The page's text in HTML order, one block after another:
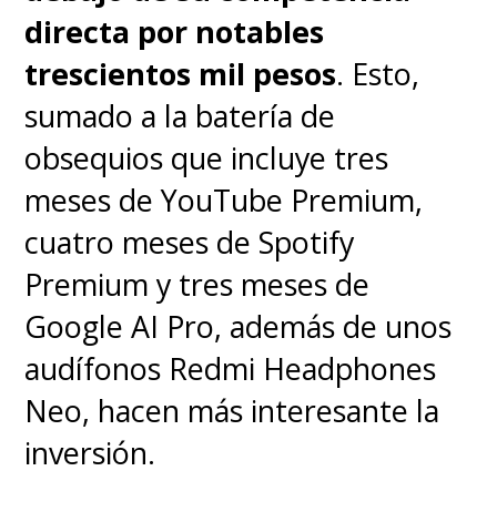
Almacenamiento UFS 2.2,
algo limitado frente a rivales.
Baja cantidad de actualizaciones
de sistema operativo.
directa por notables
trescientos mil pesos. Esto,
sumado a la batería de
obsequios que incluye tres
meses de YouTube Premium,
cuatro meses de Spotify
Premium y tres meses de
Google AI Pro, además de unos
audífonos Redmi Headphones
Neo, hacen más interesante la
inversión.